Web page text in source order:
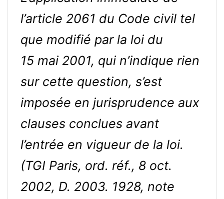
l’article 2061 du Code civil tel
que modifié par la loi du
15 mai 2001, qui n’indique rien
sur cette question, s’est
imposée en jurisprudence aux
clauses conclues avant
l’entrée en vigueur de la loi.
(TGI Paris, ord. réf., 8 oct.
2002, D. 2003. 1928, note